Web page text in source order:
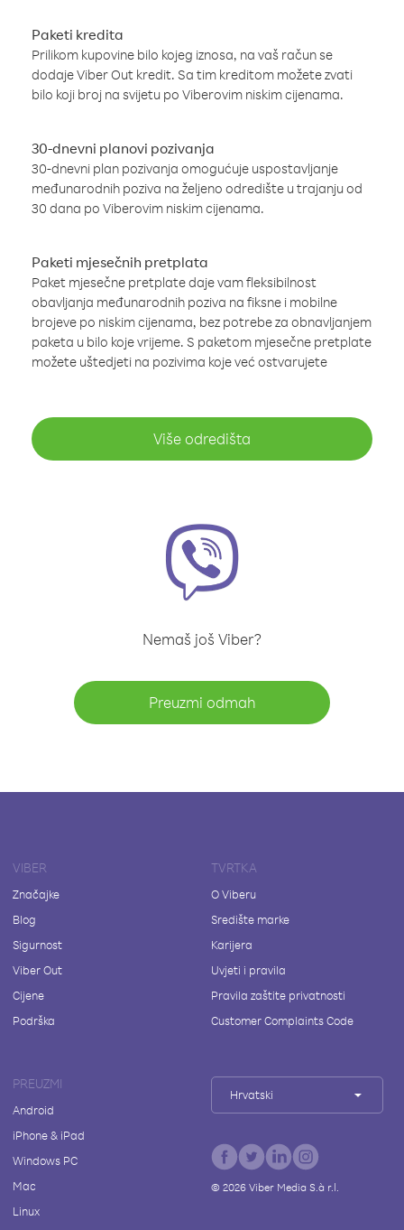
Paketi kredita
Prilikom kupovine bilo kojeg iznosa, na vaš račun se
dodaje Viber Out kredit. Sa tim kreditom možete zvati
bilo koji broj na svijetu po Viberovim niskim cijenama.
30-dnevni planovi pozivanja
30-dnevni plan pozivanja omogućuje uspostavljanje
međunarodnih poziva na željeno odredište u trajanju od
30 dana po Viberovim niskim cijenama.
Paketi mjesečnih pretplata
Paket mjesečne pretplate daje vam fleksibilnost
obavljanja međunarodnih poziva na fiksne i mobilne
brojeve po niskim cijenama, bez potrebe za obnavljanjem
paketa u bilo koje vrijeme. S paketom mjesečne pretplate
možete uštedjeti na pozivima koje već ostvarujete
Više odredišta
Nemaš još Viber?
Preuzmi odmah
VIBER
Značajke
Blog
Sigurnost
Viber Out
Cijene
Podrška
TVRTKA
O Viberu
Središte marke
Karijera
Uvjeti i pravila
Pravila zaštite privatnosti
Customer Complaints Code
PREUZMI
Android
iPhone & iPad
Windows PC
Mac
Linux
Hrvatski
© 2026Viber Media S.à r.l.